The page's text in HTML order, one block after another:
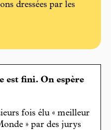
dressées par les
est fini. On espère
fois élu « meilleur
» par des jurys